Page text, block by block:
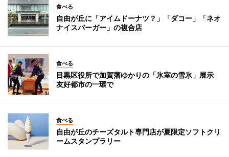
食べる
自由が丘に「アイムドーナツ？」「ダコー」「ネオ
ナイスバーガー」の複合店
食べる
目黒区役所で加賀藩ゆかりの「氷室の雪氷」展示
友好都市の一環で
食べる
自由が丘のチーズタルト専門店が夏限定ソフトクリ
ームスタンプラリー